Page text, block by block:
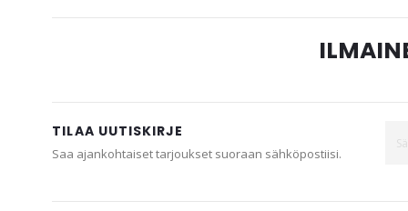
TILAA UUTISKIRJE
Saa ajankohtaiset tarjoukset suoraan sähköpostiisi.